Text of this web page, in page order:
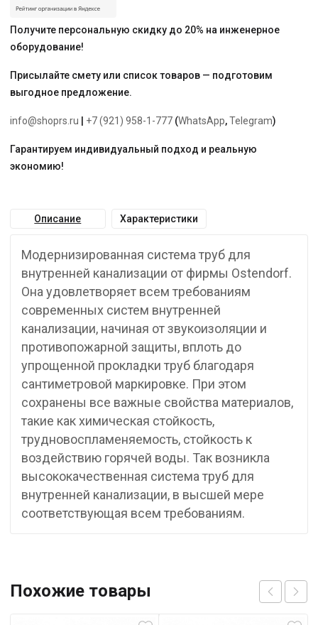
Получите персональную скидку до 20% на инженерное
оборудование!
Присылайте смету или список товаров — подготовим
выгодное предложение.
info@shoprs.ru +7 (921) 958-1-777 (WhatsApp,Telegram)
Гарантируем индивидуальный подход и реальную
экономию!
Описание Характеристики
Модернизированная система труб для
внутренней канализации от фирмы Ostendorf.
Она удовлетворяет всем требованиям
современных систем внутренней
канализации, начиная от звукоизоляции и
противопожарной защиты, вплоть до
упрощенной прокладки труб благодаря
сантиметровой маркировке. При этом
сохранены все важные свойства материалов,
такие как химическая стойкость,
трудновоспламеняемость, стойкость к
воздействию горячей воды. Так возникла
высококачественная система труб для
внутренней канализации, в высшей мере
соответствующая всем требованиям.
Похожие товары